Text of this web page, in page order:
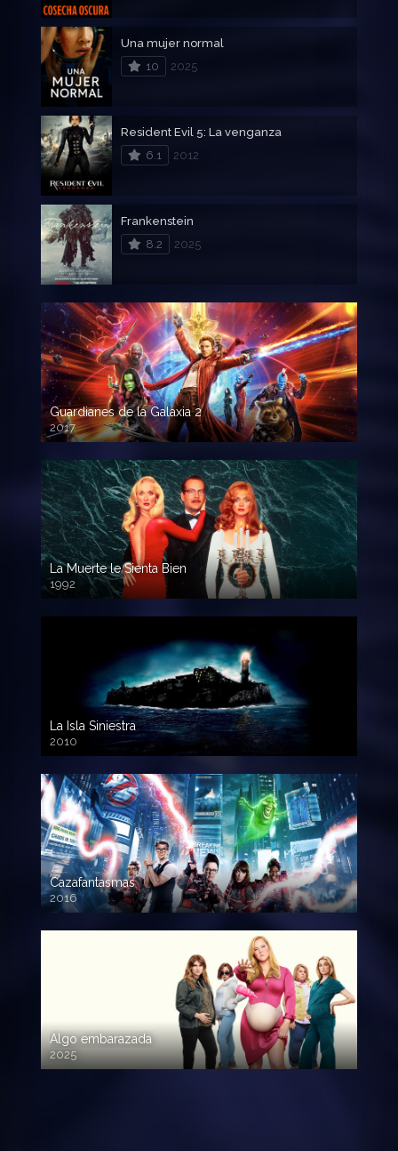
Una mujer normal
10
2025
Resident Evil 5: La venganza
6.1
2012
Frankenstein
8.2
2025
Guardianes de la Galaxia 2
2017
720p HD
La Muerte le Sienta Bien
1992
720p HD
La Isla Siniestra
2010
720p HD
Cazafantasmas
2016
720p HD
Algo embarazada
2025
720p HD